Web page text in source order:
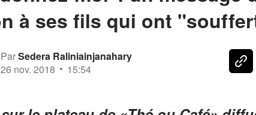
à ses fils qui ont
ParSedera Raliniainjanahary
26 nov. 2018
15:54